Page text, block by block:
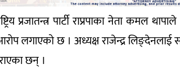
प्रजातन्त्र पार्टी राप्रपाका नेता कमल
लगाएको छ । अध्यक्ष राजेन्द्र लिङ्‍देनलाई
छन् ।